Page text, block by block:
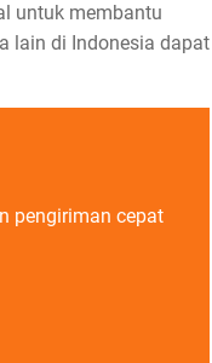
untuk membantu
lain di Indonesia dapat
pengiriman cepat